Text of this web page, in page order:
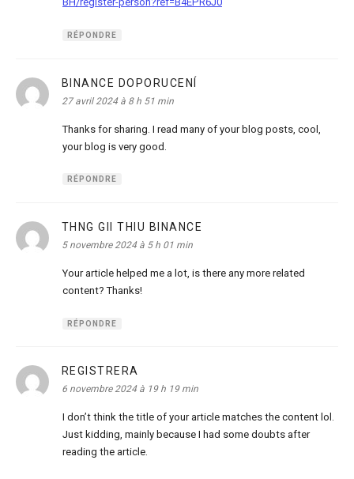
RÉPONDRE
BINANCE DOPORUCENÍ
27 avril 2024 à 8 h 51 min
Thanks for sharing. I read many of your blog posts, cool,
your blog is very good.
RÉPONDRE
THNG GII THIU BINANCE
5 novembre 2024 à 5 h 01 min
Your article helped me a lot, is there any more related
content? Thanks!
RÉPONDRE
REGISTRERA
6 novembre 2024 à 19 h 19 min
I don’t think the title of your article matches the content lol.
Just kidding, mainly because I had some doubts after
reading the article.